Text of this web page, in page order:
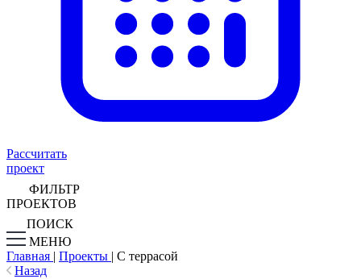
Рассчитать
проект
ФИЛЬТР
ПРОЕКТОВ
ПОИСК
МЕНЮ
Главная | Проекты | С террасой
Назад